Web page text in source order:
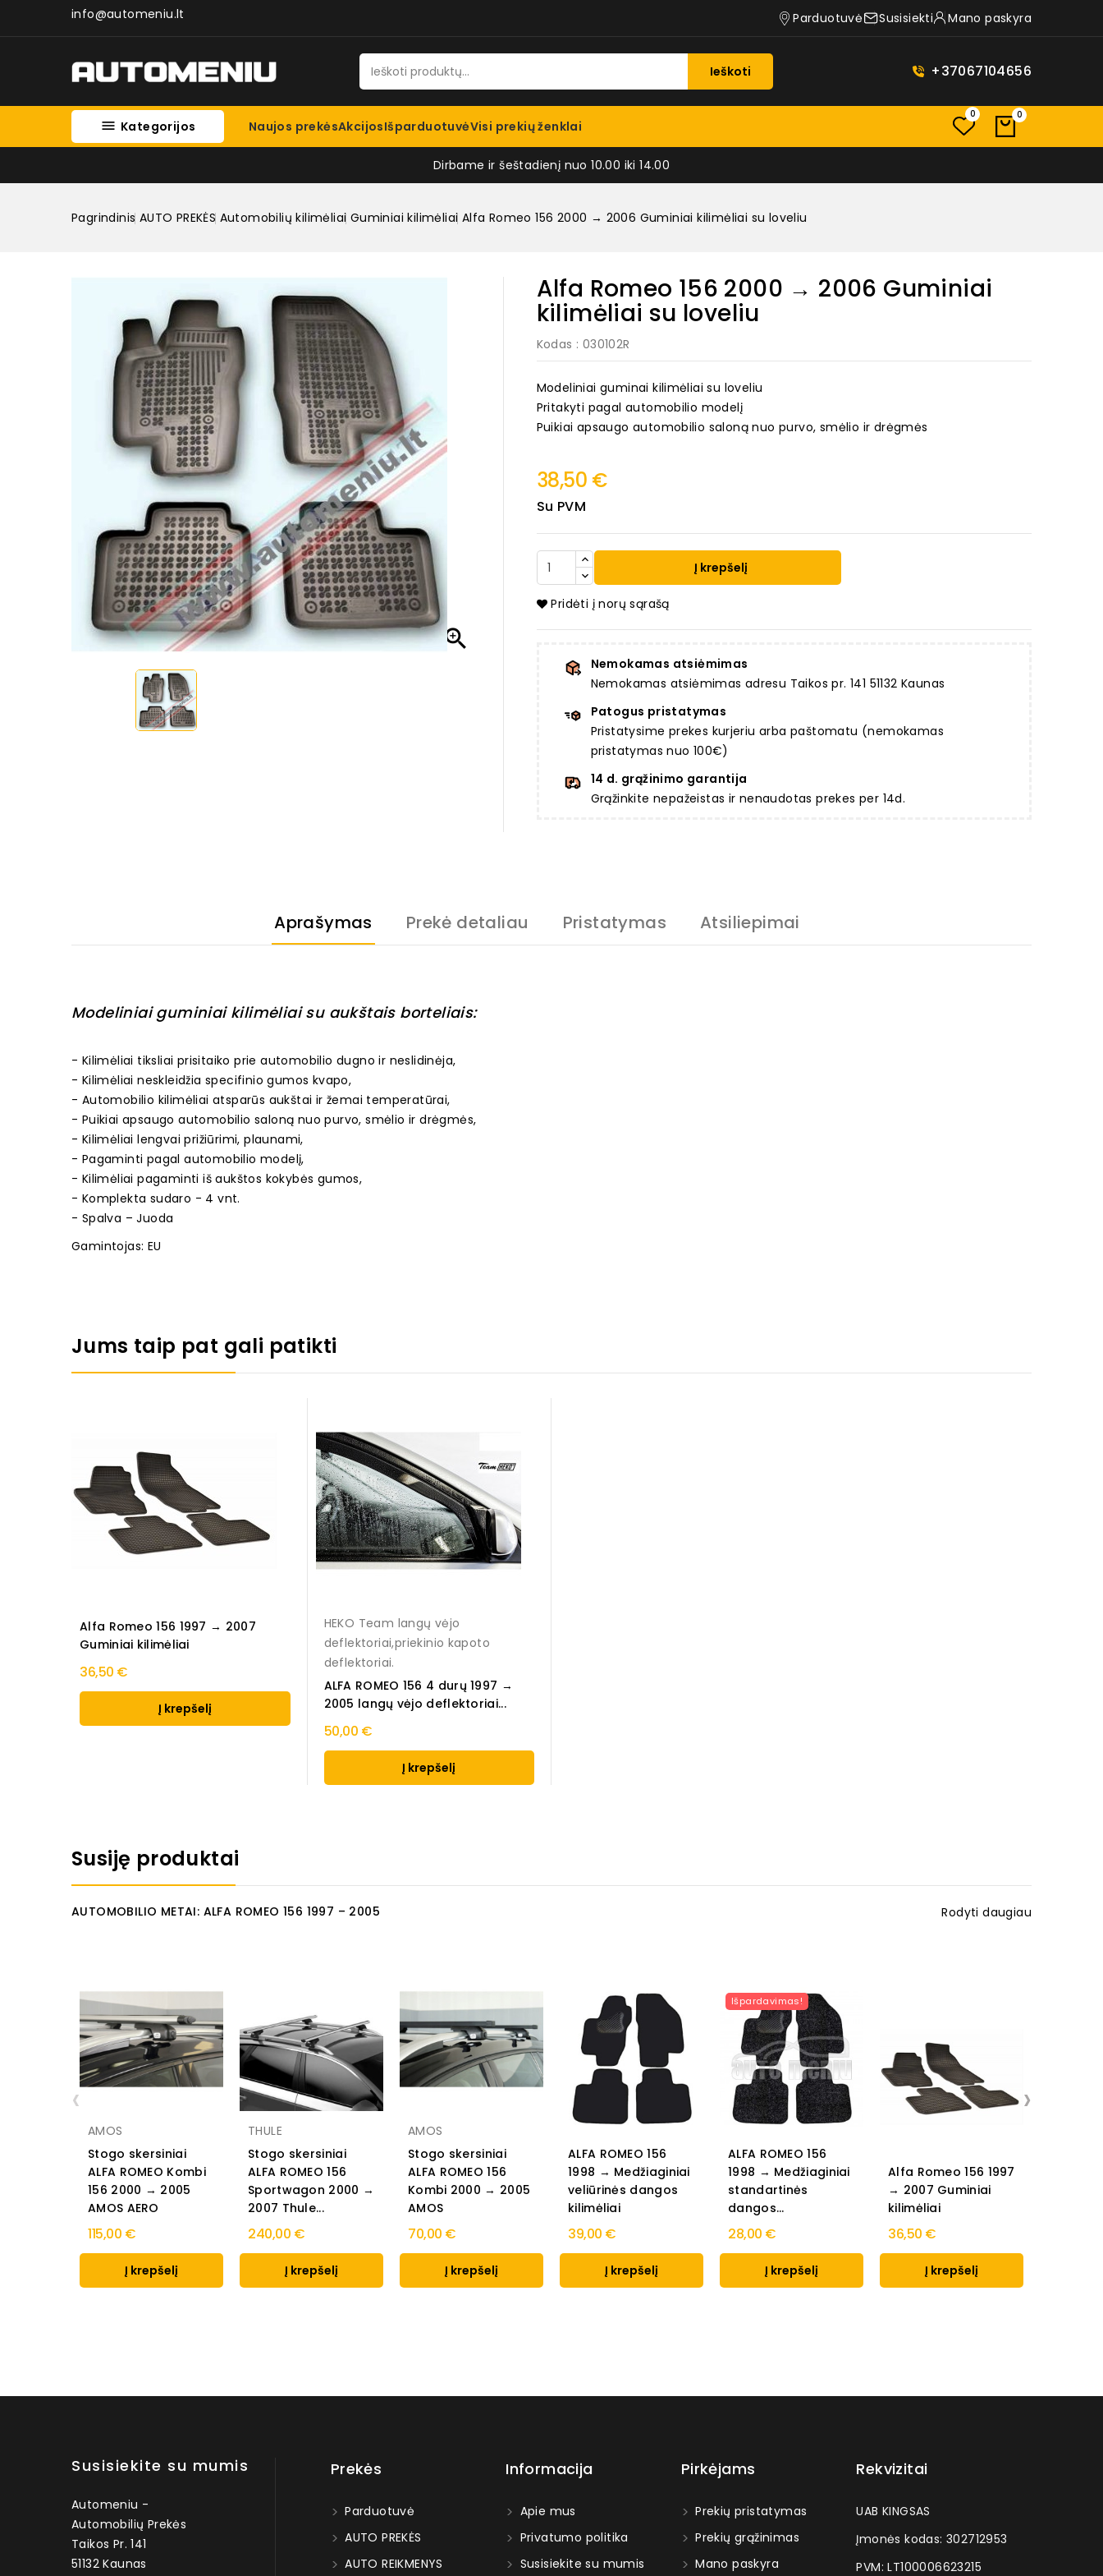
info@automeniu.lt Parduotuvė Susisiekti Mano paskyra
Ieškoti +37067104656
 Kategorijos Naujos prekėsAkcijosIšparduotuvėVisi prekių ženklai
0 0
Dirbame ir šeštadienį nuo 10.00 iki 14.00
Pagrindinis AUTO PREKĖS Automobilių kilimėliai Guminiai kilimėliai Alfa Romeo 156 2000 → 2006 Guminiai kilimėliai su loveliu

Alfa Romeo 156 2000 → 2006 Guminiai
kilimėliai su loveliu
Kodas : 030102R
Modeliniai guminai kilimėliai su loveliu
Pritakyti pagal automobilio modelį
Puikiai apsaugo automobilio saloną nuo purvo, smėlio ir drėgmės
38,50 €
Su PVM
Į krepšelį
Pridėti į norų sąrašą
Nemokamas atsiėmimas
Nemokamas atsiėmimas adresu Taikos pr. 141 51132 Kaunas
Patogus pristatymas
Pristatysime prekes kurjeriu arba paštomatu (nemokamas
pristatymas nuo 100€)
14 d. grąžinimo garantija
Grąžinkite nepažeistas ir nenaudotas prekes per 14d.
Aprašymas Prekė detaliau Pristatymas Atsiliepimai
Modeliniai guminiai kilimėliai su aukštais borteliais:
- Kilimėliai tiksliai prisitaiko prie automobilio dugno ir neslidinėja,
- Kilimėliai neskleidžia specifinio gumos kvapo,
- Automobilio kilimėliai atsparūs aukštai ir žemai temperatūrai,
- Puikiai apsaugo automobilio saloną nuo purvo, smėlio ir drėgmės,
- Kilimėliai lengvai prižiūrimi, plaunami,
- Pagaminti pagal automobilio modelį,
- Kilimėliai pagaminti iš aukštos kokybės gumos,
- Komplekta sudaro - 4 vnt.
- Spalva – Juoda
Gamintojas: EU
Jums taip pat gali patikti
Alfa Romeo 156 1997 → 2007
Guminiai kilimėliai
36,50 €
Į krepšelį
HEKO Team langų vėjo
deflektoriai,priekinio kapoto
deflektoriai.
ALFA ROMEO 156 4 durų 1997 →
2005 langų vėjo deflektoriai...
50,00 €
Į krepšelį
Susiję produktai
AUTOMOBILIO METAI: ALFA ROMEO 156 1997 – 2005 Rodyti daugiau
AMOS
Stogo skersiniai
ALFA ROMEO Kombi
156 2000 → 2005
AMOS AERO
115,00 €
Į krepšelį
THULE
Stogo skersiniai
ALFA ROMEO 156
Sportwagon 2000 →
2007 Thule...
240,00 €
Į krepšelį
AMOS
Stogo skersiniai
ALFA ROMEO 156
Kombi 2000 → 2005
AMOS
70,00 €
Į krepšelį
ALFA ROMEO 156
1998 → Medžiaginiai
veliūrinės dangos
kilimėliai
39,00 €
Į krepšelį
Išpardavimas!
ALFA ROMEO 156
1998 → Medžiaginiai
standartinės
dangos...
28,00 €
Į krepšelį
Alfa Romeo 156 1997
→ 2007 Guminiai
kilimėliai
36,50 €
Į krepšelį
‹ ›
Susisiekite su mumis
Automeniu -
Automobilių Prekės
Taikos Pr. 141
51132 Kaunas
Prekės
Parduotuvė
AUTO PREKĖS
AUTO REIKMENYS
Informacija
Apie mus
Privatumo politika
Susisiekite su mumis
Pirkėjams
Prekių pristatymas
Prekių grąžinimas
Mano paskyra
Rekvizitai
UAB KINGSAS
Įmonės kodas: 302712953
PVM: LT100006623215